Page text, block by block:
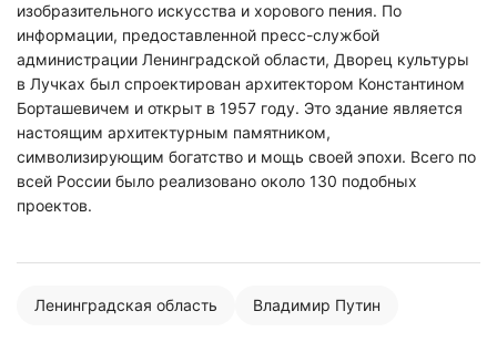
изобразительного искусства и хорового пения. По
информации, предоставленной пресс-службой
администрации Ленинградской области, Дворец культуры
в Лучках был спроектирован архитектором Константином
Борташевичем и открыт в 1957 году. Это здание является
настоящим архитектурным памятником,
символизирующим богатство и мощь своей эпохи. Всего по
всей России было реализовано около 130 подобных
проектов.
Ленинградская область Владимир Путин